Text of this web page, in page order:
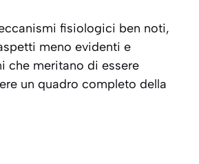
fisiologici ben noti,
meno evidenti e
che meritano di essere
un quadro completo della